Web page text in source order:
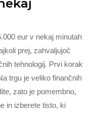
eur v nekaj minutah
prej, zahvaljujoč
tehnologij. Prvi korak
trgu je veliko finančnih
zato je pomembno,
in izberete tisto, ki